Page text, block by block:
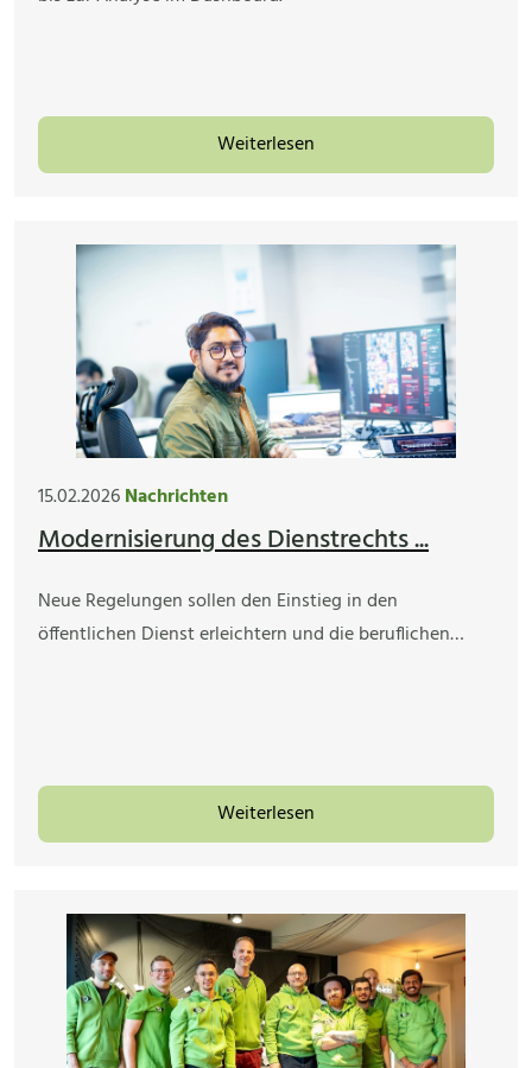
Weiterlesen
15.02.2026Nachrichten
Modernisierung des Dienstrechts ...
Neue Regelungen sollen den Einstieg in den
öffentlichen Dienst erleichtern und die beruflichen…
Weiterlesen